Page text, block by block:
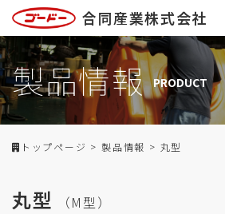
合同産業株式会社
製品情報 PRODUCT
トップページ >製品情報 > 丸型
丸型 （M型）